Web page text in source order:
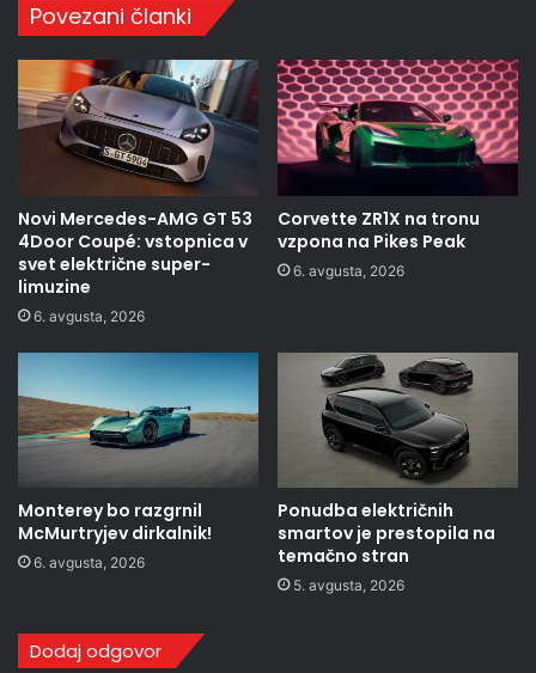
Povezani članki
Novi Mercedes-AMG GT 53
4Door Coupé: vstopnica v
svet električne super-
limuzine
6. avgusta, 2026
Corvette ZR1X na tronu
vzpona na Pikes Peak
6. avgusta, 2026
Monterey bo razgrnil
McMurtryjev dirkalnik!
6. avgusta, 2026
Ponudba električnih
smartov je prestopila na
temačno stran
5. avgusta, 2026
Dodaj odgovor